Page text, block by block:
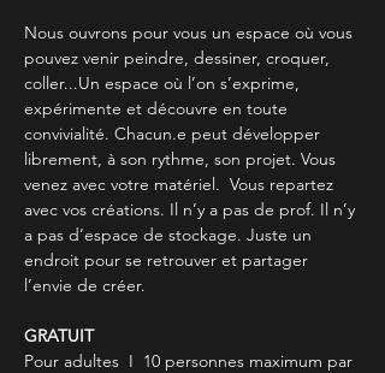
Nous ouvrons pour vous un espace où vous
pouvez venir peindre, dessiner, croquer,
coller...Un espace où l’on s’exprime,
expérimente et découvre en toute
convivialité. Chacun.e peut développer
librement, à son rythme, son projet. Vous
venez avec votre matériel.  Vous repartez
avec vos créations. Il n’y a pas de prof. Il n’y
a pas d’espace de stockage. Juste un
endroit pour se retrouver et partager
l’envie de créer.
GRATUIT
Pour adultes  I  10 personnes maximum par